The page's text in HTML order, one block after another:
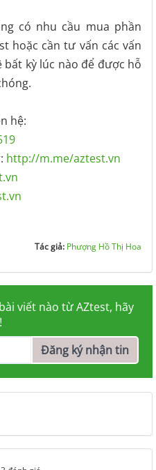
có nhu cầu mua phần
hoặc cần tư vấn các vấn
kỳ lúc nào để được hỗ
hệ:
http://m.me/aztest.vn
Tác giả: Phượng Hồ Thị Hoa
viết nào từ AZtest, hãy
Đăng ký nhận tin